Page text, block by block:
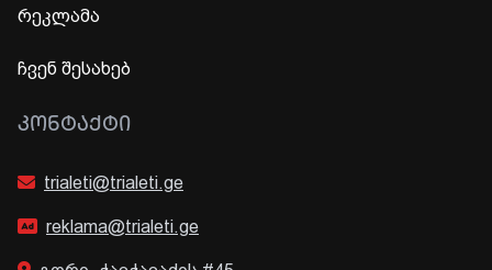
რეკლამა
ჩვენ შესახებ
ᲙᲝᲜᲢᲐᲥᲢᲘ
trialeti@trialeti.ge
reklama@trialeti.ge